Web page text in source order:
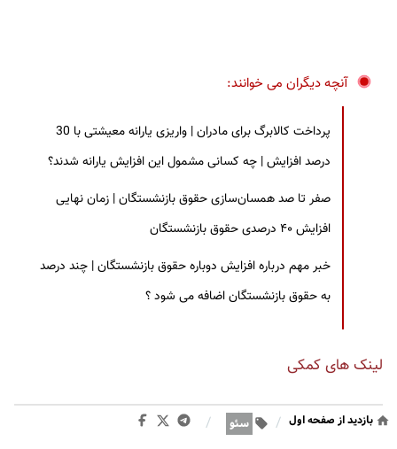
آنچه دیگران می خوانند:
پرداخت کالابرگ برای مادران | واریزی یارانه معیشتی با 30
درصد افزایش | چه کسانی مشمول این افزایش یارانه شدند؟
صفر تا صد همسان‌سازی حقوق بازنشستگان | زمان نهایی
افزایش ۴۰ درصدی حقوق بازنشستگان
خبر مهم درباره افزایش دوباره حقوق بازنشستگان | چند درصد
به حقوق بازنشستگان اضافه می شود ؟
لینک های کمکی
بازدید از صفحه اول / سئو /